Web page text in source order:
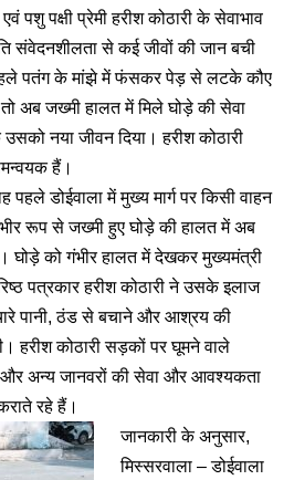
पशु पक्षी प्रेमी हरीश कोठारी के सेवाभाव
संवेदनशीलता से कई जीवों की जान बची
पतंग के मांझे में फंसकर पेड़ से लटके कौए
अब जख्मी हालत में मिले घोड़े की सेवा
नया जीवन दिया। हरीश कोठारी
हैं।
पहले डोईवाला में मुख्य मार्ग पर किसी वाहन
रूप से जख्मी हुए घोड़े की हालत में अब
घोड़े को गंभीर हालत में देखकर मुख्यमंत्री
पत्रकार हरीश कोठारी ने उसके इलाज
पानी, ठंड से बचाने और आश्रय की
हरीश कोठारी सड़कों पर घूमने वाले
और अन्य जानवरों की सेवा और आवश्यकता
रहे हैं।
जानकारी के अनुसार,
मिस्सरवाला – डोईवाला